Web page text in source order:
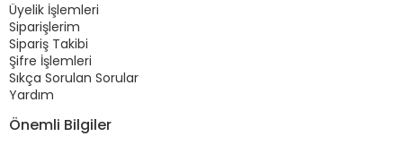
Üyelik İşlemleri
Siparişlerim
Sipariş Takibi
Şifre İşlemleri
Sıkça Sorulan Sorular
Yardım
Önemli Bilgiler